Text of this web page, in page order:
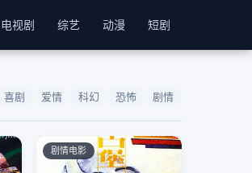
电视剧 综艺 动漫 短剧
喜剧 爱情 科幻 恐怖 剧情
剧情电影